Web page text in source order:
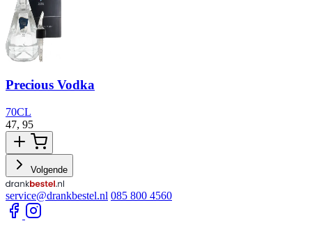
Precious Vodka
70CL
47, 95
Volgende
service@drankbestel.nl 085 800 4560